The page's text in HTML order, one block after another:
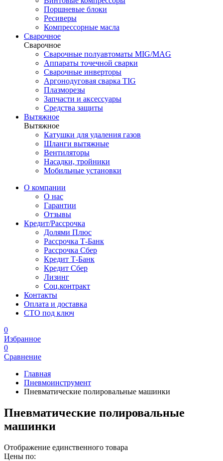
Поршневые блоки
Ресиверы
Компрессорные масла
Сварочное
Сварочное
Сварочные полуавтоматы MIG/MAG
Аппараты точечной сварки
Сварочные инверторы
Аргонодуговая сварка TIG
Плазморезы
Запчасти и аксессуары
Средства защиты
Вытяжное
Вытяжное
Катушки для удаления газов
Шланги вытяжные
Вентиляторы
Насадки, тройники
Мобильные установки
О компании
О нас
Гарантии
Отзывы
Кредит/Рассрочка
Долями Плюс
Рассрочка Т-Банк
Рассрочка Сбер
Кредит Т-Банк
Кредит Сбер
Лизинг
Соц.контракт
Контакты
Оплата и доставка
СТО под ключ
0
Избранное
0
Сравнение
Главная
Пневмоинструмент
Пневматические полировальные машинки
Пневматические полировальные
машинки
Отображение единственного товара
Цены по: